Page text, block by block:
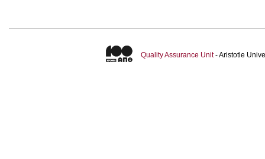
Quality Assurance Unit- Aristotle